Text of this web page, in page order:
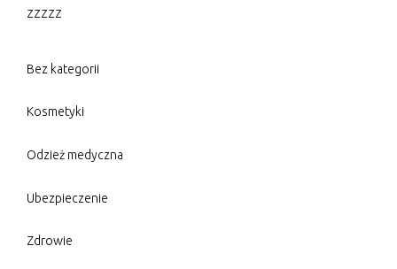
zzzzz
Bez kategorii
Kosmetyki
Odzież medyczna
Ubezpieczenie
Zdrowie